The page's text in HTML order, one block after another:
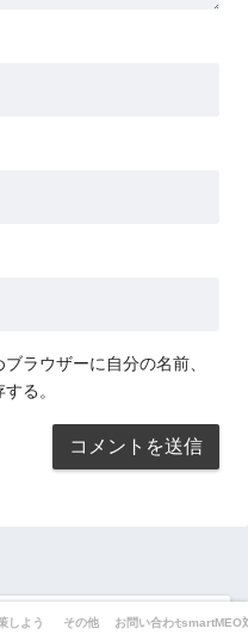
ラウザーに自分の名前、
る。
しよう その他 お問い合わせsmartMEO